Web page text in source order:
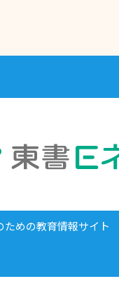
ための教育情報サイト